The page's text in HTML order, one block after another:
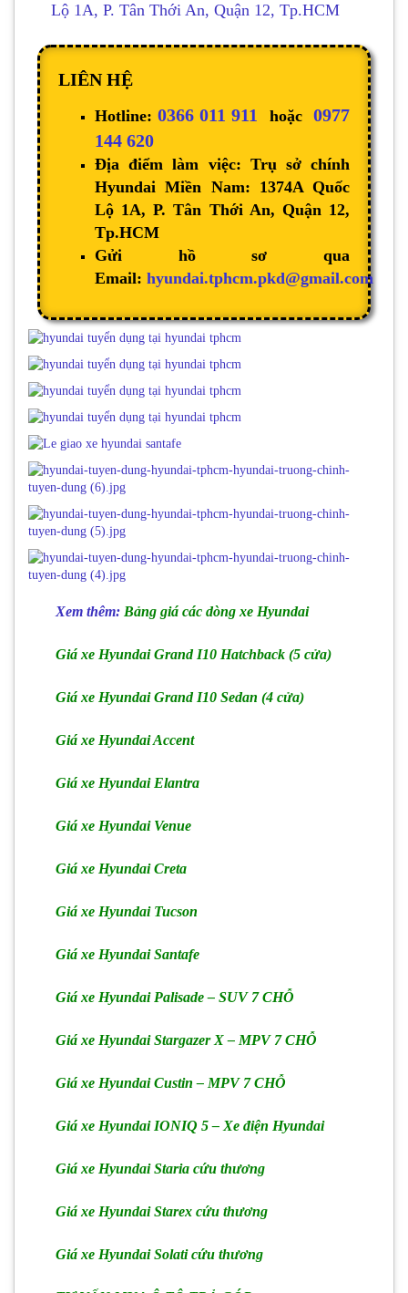
Lộ 1A, P. Tân Thới An, Quận 12, Tp.HCM
LIÊN HỆ
Hotline:0366 011 911 hoặc0977
144 620
Địa điểm làm việc: Trụ sở chính
Hyundai Miền Nam: 1374A Quốc
Lộ 1A, P. Tân Thới An, Quận 12,
Tp.HCM
Gửi hồ sơ qua
Email: hyundai.tphcm.pkd@gmail.com
Xem thêm: Bảng giá các dòng xe Hyundai
Giá xe Hyundai Grand I10 Hatchback (5 cửa)
Giá xe Hyundai Grand I10 Sedan (4 cửa)
Giá xe Hyundai Accent
Giá xe Hyundai Elantra
Giá xe Hyundai Venue
Giá xe Hyundai Creta
Giá xe Hyundai Tucson
Giá xe Hyundai Santafe
Giá xe Hyundai Palisade – SUV 7 CHỖ
Giá xe Hyundai Stargazer X – MPV 7 CHỖ
Giá xe Hyundai Custin – MPV 7 CHỖ
Giá xe Hyundai IONIQ 5 – Xe điện Hyundai
Giá xe Hyundai Staria cứu thương
Giá xe Hyundai Starex cứu thương
Giá xe Hyundai Solati cứu thương